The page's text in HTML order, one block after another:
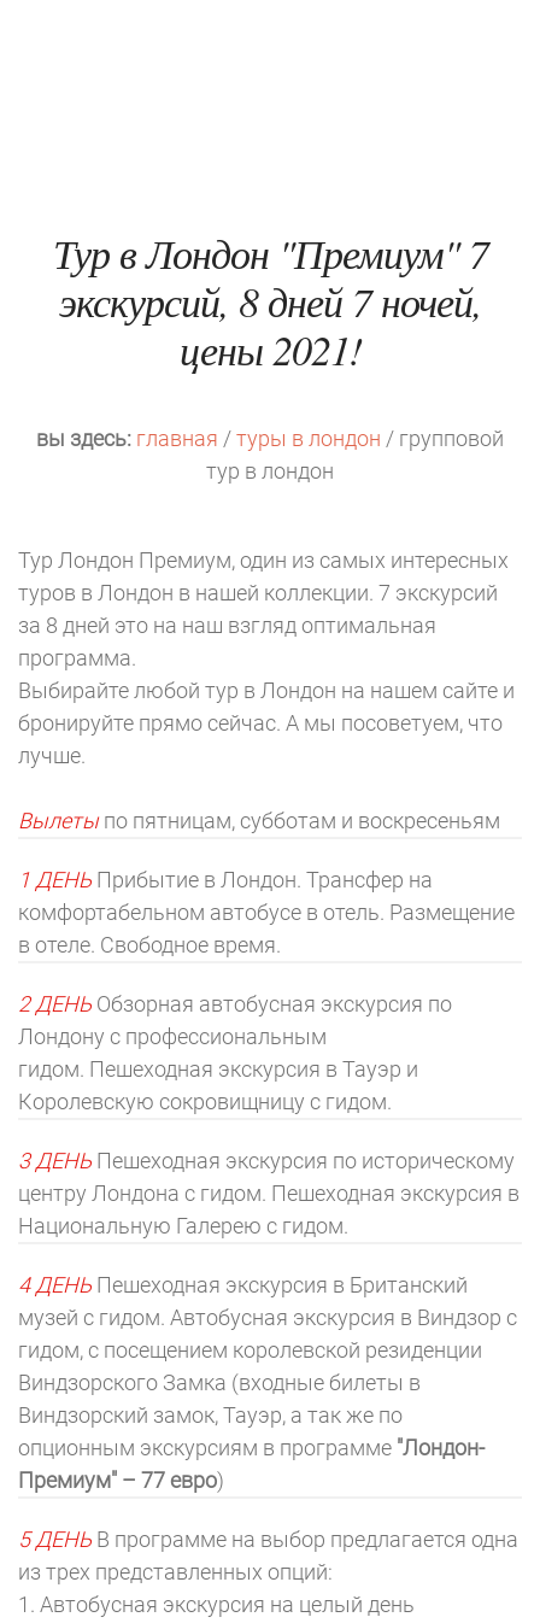
Тур в Лондон "Премиум" 7
экскурсий, 8 дней 7 ночей,
цены 2021!
вы здесь: главная /туры в лондон / групповой
тур в лондон
Тур Лондон Премиум, один из самых интересных
туров в Лондон в нашей коллекции. 7 экскурсий
за 8 дней это на наш взгляд оптимальная
программа.
Выбирайте любой тур в Лондон на нашем сайте и
бронируйте прямо сейчас. А мы посоветуем, что
лучше.
Вылетыпо пятницам, субботам и воскресеньям
1 ДЕНЬ Прибытие в Лондон. Трансфер на
комфортабельном автобусе в отель. Размещение
в отеле. Свободное время.
2 ДЕНЬ Обзорная автобусная экскурсия по
Лондону с профессиональным
гидом. Пешеходная экскурсия в Тауэр и
Королевскую сокровищницу с гидом.
3 ДЕНЬ Пешеходная экскурсия по историческому
центру Лондона с гидом. Пешеходная экскурсия в
Национальную Галерею с гидом.
4 ДЕНЬ Пешеходная экскурсия в Британский
музей с гидом. Автобусная экскурсия в Виндзор с
гидом, с посещением королевской резиденции
Виндзорского Замка (входные билеты в
Виндзорский замок, Тауэр, а так же по
опционным экскурсиям в программе "Лондон-
Премиум" – 77 евро)
5 ДЕНЬ В программе на выбор предлагается одна
из трех представленных опций:
1. Автобусная экскурсия на целый день